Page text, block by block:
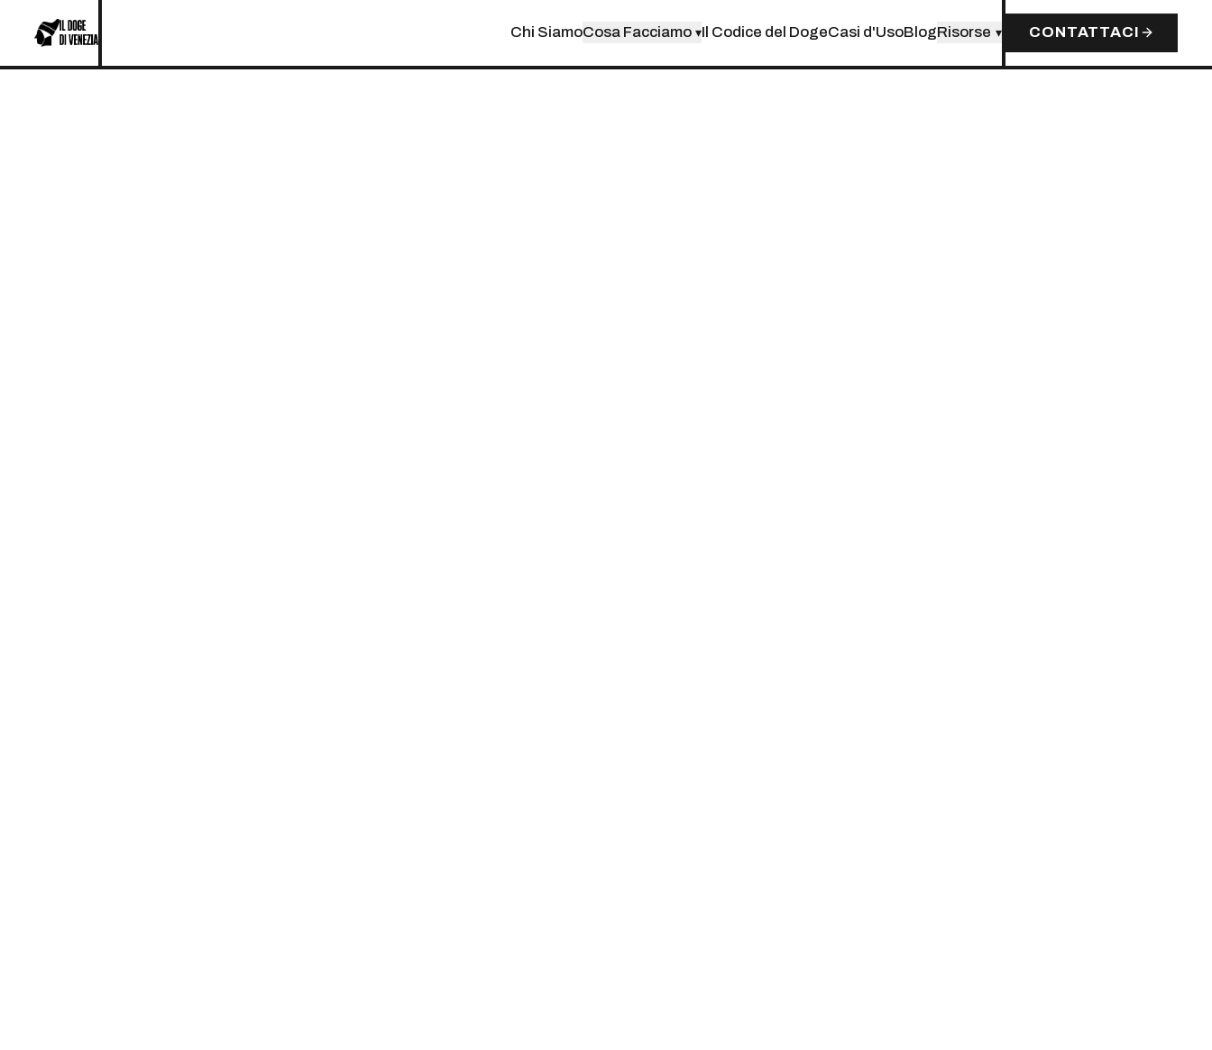
Chi SiamoCosa Facciamo ▾Il Codice del DogeCasi d'UsoBlogRisorse ▾ CONTATTACI